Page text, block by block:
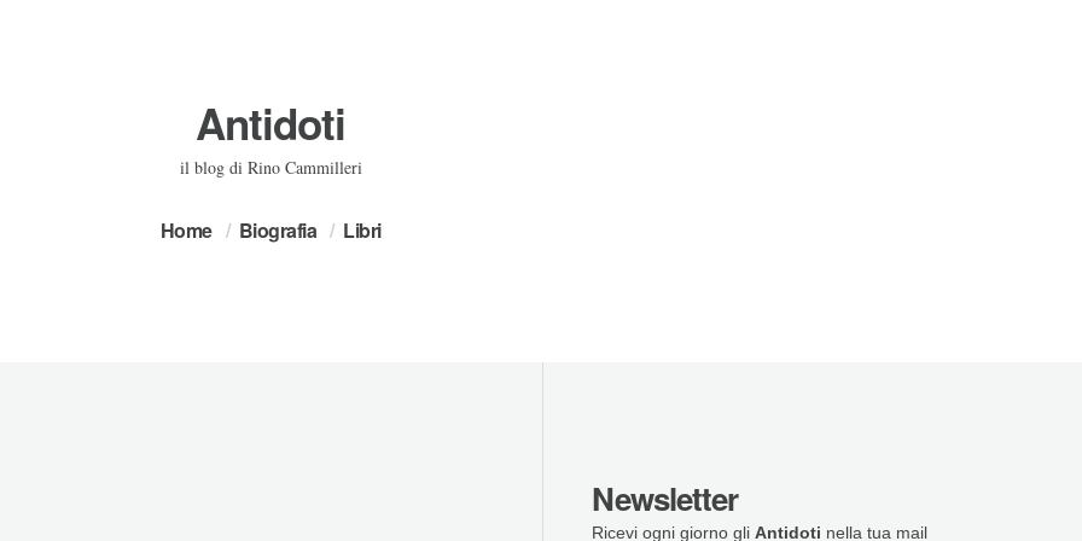
Antidoti
il blog di Rino Cammilleri
Home Biografia Libri
Newsletter
Ricevi ogni giorno gli Antidoti nella tua mail